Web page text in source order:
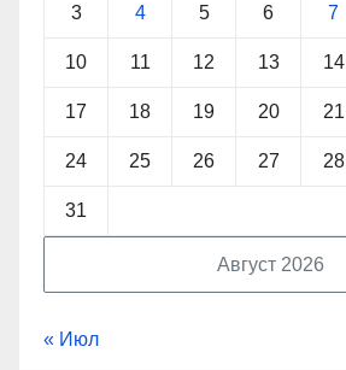
Август 2026
3 4 5 6 7
10 11 12 13 14
17 18 19 20 21
24 25 26 27 28
31
« Июл